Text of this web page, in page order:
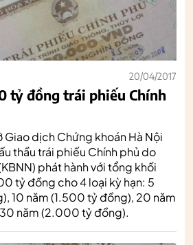
20/04/2017
tỷ đồng trái phiếu Chính
Giao dịch Chứng khoán Hà Nội
thầu trái phiếu Chính phủ do
phát hành với tổng khối
tỷ đồng cho 4 loại kỳ hạn: 5
10 năm (1.500 tỷ đồng), 20 năm
năm (2.000 tỷ đồng).